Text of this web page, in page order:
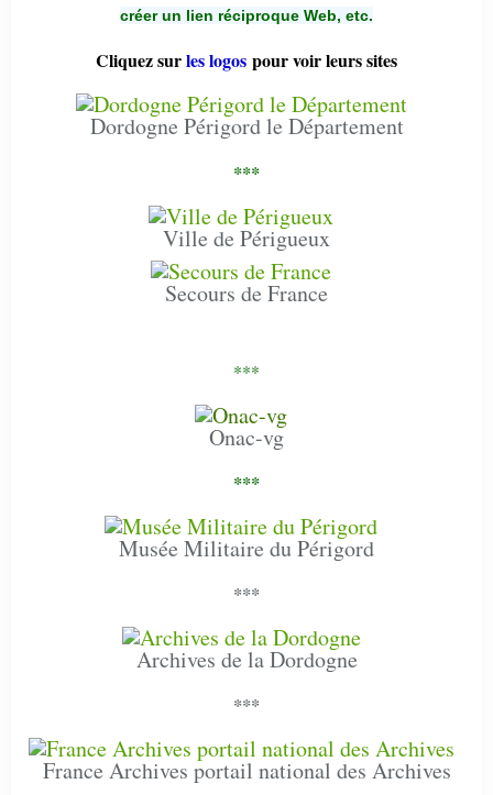
créer un lien réciproque Web, etc.
Cliquez surles logos pour voir leurs sites
Dordogne Périgord le Département
***
Ville de Périgueux
Secours de France
***
Onac-vg
***
Musée Militaire du Périgord
***
Archives de la Dordogne
***
France Archives portail national des Archives